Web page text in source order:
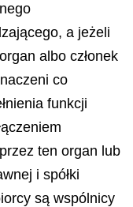
a jeżeli
albo członek
co
funkcji
ten organ lub
i spółki
są wspólnicy